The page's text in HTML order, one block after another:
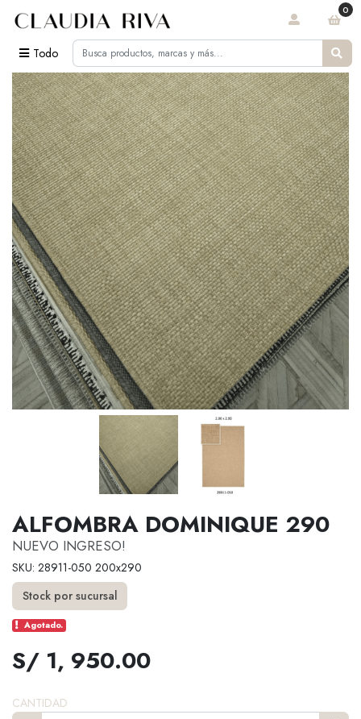
Todo
0
ALFOMBRA DOMINIQUE 290
NUEVO INGRESO!
SKU: 28911-050 200x290
Stock por sucursal
Agotado.
S/ 1, 950.00
CANTIDAD